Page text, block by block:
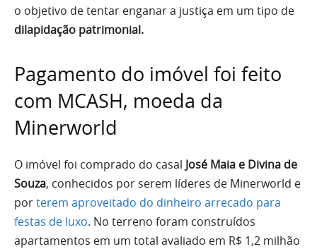
o objetivo de tentar enganar a justiça em um tipo de
dilapidação patrimonial.
Pagamento do imóvel foi feito
com MCASH, moeda da
Minerworld
O imóvel foi comprado do casal José Maia e Divina de
Souza, conhecidos por serem líderes de Minerworld e
porterem aproveitado do dinheiro arrecado para
festas de luxo. No terreno foram construídos
apartamentos em um total avaliado em R$ 1,2 milhão